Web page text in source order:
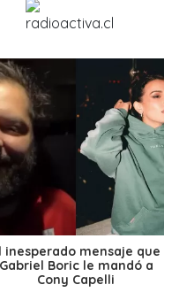
inesperado mensaje que
Gabriel Boric le mandó a
Cony Capelli